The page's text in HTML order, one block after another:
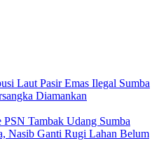
Laut Pasir Emas Ilegal Sumba
Diamankan
Tambak Udang Sumba
Nasib Ganti Rugi Lahan Belum